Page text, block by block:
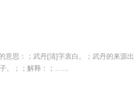
意思：；武丹[清]字衷白。；武丹的来源出
。；；解释：；……